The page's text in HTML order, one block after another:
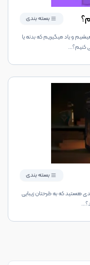
بسته بندی
و یاد میگیریم که بدنه یا
کنیم؟...
بسته بندی
هستید که به طرحتان زیبایی
...